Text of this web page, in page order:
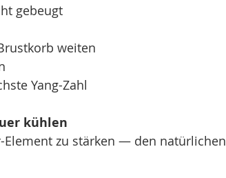
gebeugt
weiten
Yang-Zahl
kühlen
Element zu stärken — den natürlichen